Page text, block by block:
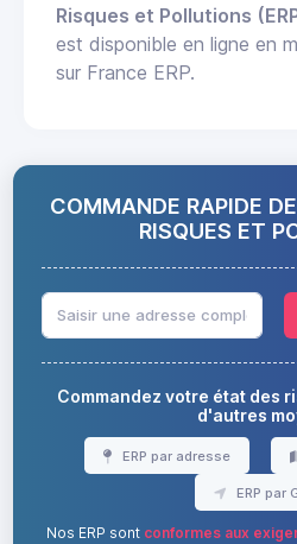
Risques et Pollutions
est disponible en ligne en
sur France ERP.
COMMANDE RAPIDE
RISQUES ET
Commandez votre état des
d'autres
ERP par adresse
ERP par
Nos ERP sont conformes aux